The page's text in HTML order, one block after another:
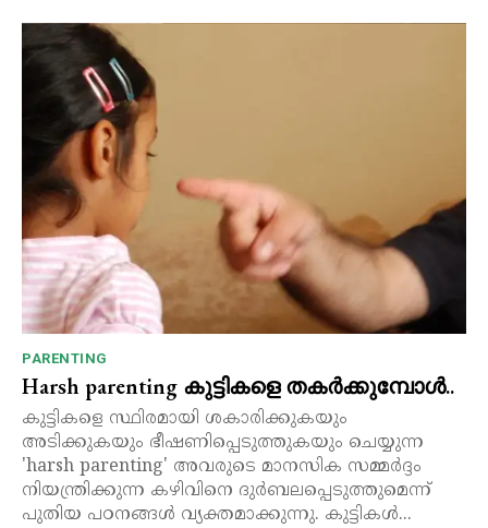
PARENTING
Harsh parenting കുട്ടികളെ തകർക്കുമ്പോൾ..
കുട്ടികളെ സ്ഥിരമായി ശകാരിക്കുകയും
അടിക്കുകയും ഭീഷണിപ്പെടുത്തുകയും ചെയ്യുന്ന
'harsh parenting' അവരുടെ മാനസിക സമ്മർദ്ദം
നിയന്ത്രിക്കുന്ന കഴിവിനെ ദുർബലപ്പെടുത്തുമെന്ന്
പുതിയ പഠനങ്ങൾ വ്യക്തമാക്കുന്നു. കുട്ടികൾ...